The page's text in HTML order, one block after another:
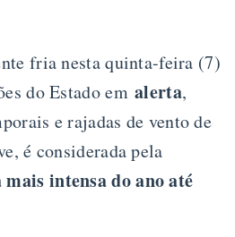
fria nesta quinta-feira (7)
do Estado emalerta,
e rajadas de vento de
é considerada pela
mais intensa do ano até